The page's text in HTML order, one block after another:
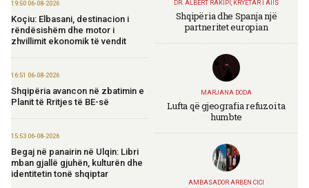
19:50 06-08-2026
Koçiu: Elbasani, destinacion i
rëndësishëm dhe motor i
zhvillimit ekonomik të vendit
16:51 06-08-2026
Shqipëria avancon në zbatimin e
Planit të Rritjes të BE-së
15:53 06-08-2026
Begaj në panairin në Ulqin: Libri
mban gjallë gjuhën, kulturën dhe
identitetin tonë shqiptar
DR. ALBERT RAKIPI, KRYETAR I AIIS
Shqipëria dhe Spanja një
partneritet europian
MARJANA DODA
Lufta që gjeografia refuzoi ta
humbte
AMBASADOR ARBEN CICI